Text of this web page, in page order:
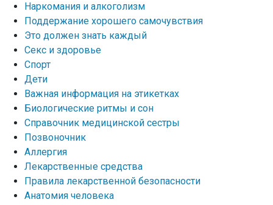
Наркомания и алкоголизм
Поддержание хорошего самочувствия
Это должен знать каждый
Секс и здоровье
Спорт
Дети
Важная информация на этикетках
Биологические ритмы и сон
Справочник медицинской сестры
Позвоночник
Аллергия
Лекарственные средства
Правила лекарственной безопасности
Aнатомия человека